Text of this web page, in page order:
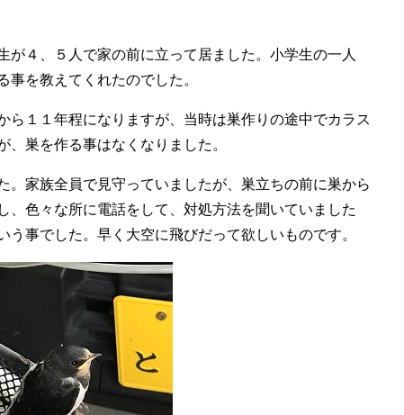
４、５人で家の前に立って居ました。小学生の一人
を教えてくれたのでした。
ら１１年程になりますが、当時は巣作りの途中でカラス
巣を作る事はなくなりました。
。家族全員で見守っていましたが、巣立ちの前に巣から
、色々な所に電話をして、対処方法を聞いていました
事でした。早く大空に飛びだって欲しいものです。